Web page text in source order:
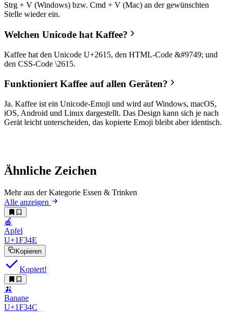
Strg + V (Windows) bzw. Cmd + V (Mac) an der gewünschten
Stelle wieder ein.
Welchen Unicode hat Kaffee?
Kaffee hat den Unicode U+2615, den HTML-Code &#9749; und
den CSS-Code \2615.
Funktioniert Kaffee auf allen Geräten?
Ja. Kaffee ist ein Unicode-Emoji und wird auf Windows, macOS,
iOS, Android und Linux dargestellt. Das Design kann sich je nach
Gerät leicht unterscheiden, das kopierte Emoji bleibt aber identisch.
Ähnliche Zeichen
Mehr aus der Kategorie Essen & Trinken
Alle anzeigen
🍎
Apfel
U+1F34E
Kopieren
Kopiert!
🍌
Banane
U+1F34C